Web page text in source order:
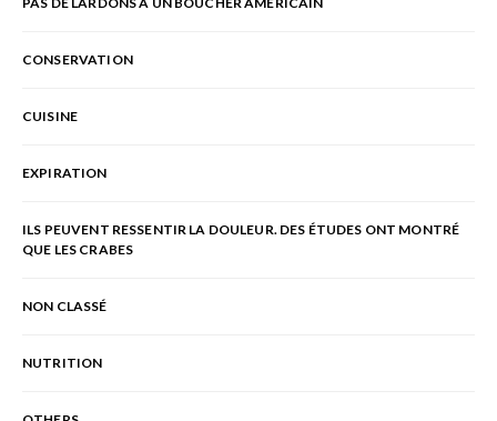
CONSERVATION
CUISINE
EXPIRATION
ILS PEUVENT RESSENTIR LA DOULEUR. DES ÉTUDES ONT MONTRÉ
QUE LES CRABES
NON CLASSÉ
NUTRITION